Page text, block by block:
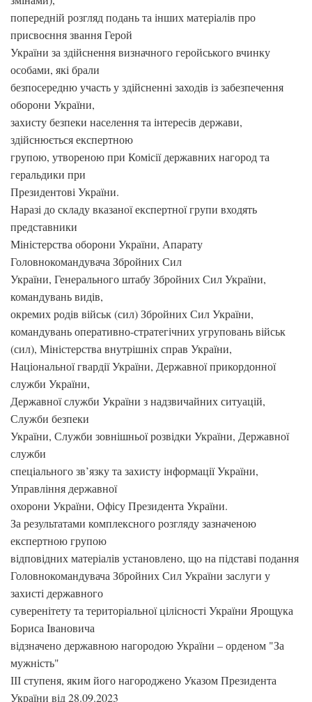
попередній розгляд подань та інших матеріалів про
присвоєння звання Герой
України за здійснення визначного геройського вчинку
особами, які брали
безпосередню участь у здійсненні заходів із забезпечення
оборони України,
захисту безпеки населення та інтересів держави,
здійснюється експертною
групою, утвореною при Комісії державних нагород та
геральдики при
Президентові України.
Наразі до складу вказаної експертної групи входять
представники
Міністерства оборони України, Апарату
Головнокомандувача Збройних Сил
України, Генерального штабу Збройних Сил України,
командувань видів,
окремих родів військ (сил) Збройних Сил України,
командувань оперативно-стратегічних угруповань військ
(сил), Міністерства внутрішніх справ України,
Національної гвардії України, Державної прикордонної
служби України,
Державної служби України з надзвичайних ситуацій,
Служби безпеки
України, Служби зовнішньої розвідки України, Державної
служби
спеціального зв’язку та захисту інформації України,
Управління державної
охорони України, Офісу Президента України.
За результатами комплексного розгляду зазначеною
експертною групою
відповідних матеріалів установлено, що на підставі подання
Головнокомандувача Збройних Сил України заслуги у
захисті державного
суверенітету та територіальної цілісності України Ярощука
Бориса Івановича
відзначено державною нагородою України – орденом "За
мужність"
ІІІ ступеня, яким його нагороджено Указом Президента
України від 28.09.2023